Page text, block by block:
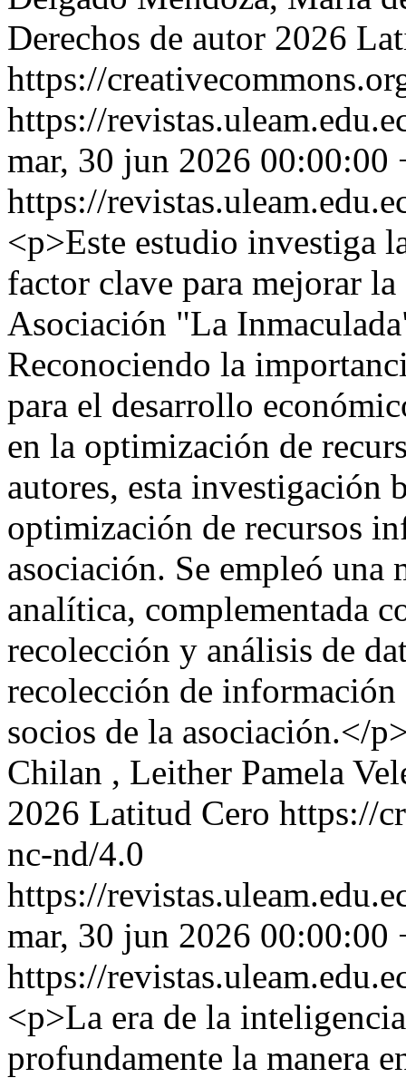
Derechos de autor 2026
https://
https://
mar, 30 jun 2026 00:00:00
https://
<p>Este estudio investiga
factor clave para mejorar
Asociación "La
Reconociendo la
para el desarrollo
en la optimización de
autores, esta investigación
optimización de recursos
asociación. Se empleó
analítica, complementada
recolección y análisis de
recolección de información
socios de la asociación.</
Chilan , Leither Pamela
2026 Latitud Cero https://
nc-nd/4.0
https://
mar, 30 jun 2026 00:00:00
https://
<p>La era de la
profundamente la manera